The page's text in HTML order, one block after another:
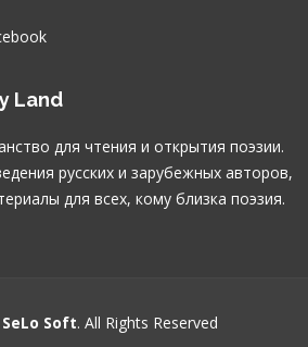
Land
для чтения и открытия поэзии.
русских и зарубежных авторов,
для всех, кому близка поэзия.
SeLo Soft. All Rights Reserved